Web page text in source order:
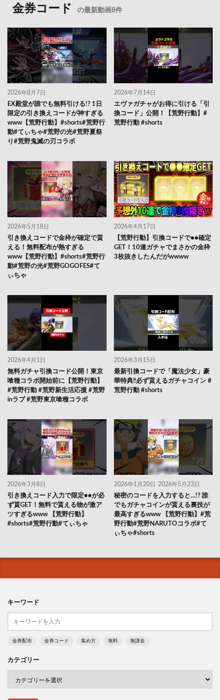
金券コード の最新動画8件
2026年8月7日
EX殿堂が誰でも無料引ける!? 1日
限定の引き換えコードが神すぎる
www【荒野行動】#shorts#荒野行
動#てぃちゃ#荒野の光#荒野夏祭
り#荒野鬼滅の刃コラボ
2026年7月14日
エヴァガチャがお得に引ける「引
換コード」公開！【荒野行動】#
荒野行動 #shorts
2026年5月18日
引き換えコードで金枠が確定で貰
える！無料配布が熱すぎる
www【荒野行動】#shorts#荒野行
動#荒野の光#荒野GOGOFES#て
ぃちゃ
2026年4月17日
【荒野行動】引換コードで●●確定
GET！10連ガチャでまさかの金枠
3枚抜きしたんだがwwww
2026年4月1日
無料ガチャ引換コード公開！東京
喰種コラボ開始前に【荒野行動】
#荒野行動 #荒野新生活応援 #荒野
inラブ #荒野東京喰種コラボ
2026年3月15日
最新引換コードで「魔法少女」豪
華特典‼️必ず貰えるガチャコイン #
荒野行動 #shorts
2026年3月8日
引き換えコード入力で限定●●が必
ず貰GET！無料で貰える物が激ア
ツすぎるwww 【荒野行動】
#shorts#荒野行動#てぃちゃ
2026年1月20日 2026年5月23日
秘密のコードを入力すると…!? 誰
でもガチャコインが貰える裏技が
最高すぎるwww 【荒野行動】#荒
野行動#荒野NARUTOコラボ#て
ぃちゃ#shorts
キーワード
金券配布 金券コード 集め方 無料 無課金
カテゴリー